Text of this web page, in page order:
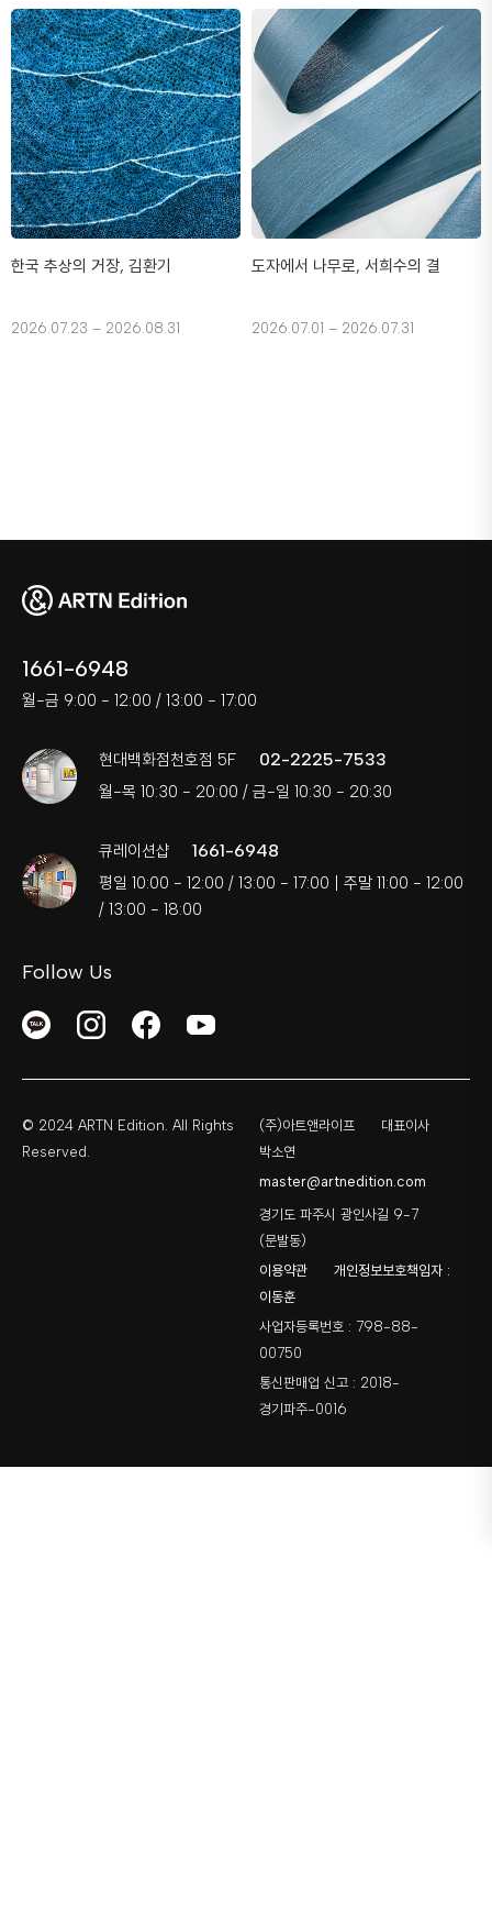
한국 추상의 거장, 김환기
2026.07.23 – 2026.08.31
도자에서 나무로, 서희수의 결
2026.07.01 – 2026.07.31
1661-6948
월-금 9:00 - 12:00 / 13:00 - 17:00
현대백화점천호점 5F 02-2225-7533
월-목 10:30 - 20:00 / 금-일 10:30 - 20:30
큐레이션샵 1661-6948
평일 10:00 - 12:00 / 13:00 - 17:00 | 주말 11:00 - 12:00
/ 13:00 - 18:00
Follow Us
© 2024 ARTN Edition. All Rights
Reserved.
(주)아트앤라이프
대표이사
박소연
master@artnedition.com
경기도 파주시 광인사길 9-7
(문발동)
이용약관
개인정보보호책임자 :
이동훈
사업자등록번호 : 798-88-
00750
통신판매업 신고 : 2018-
경기파주-0016